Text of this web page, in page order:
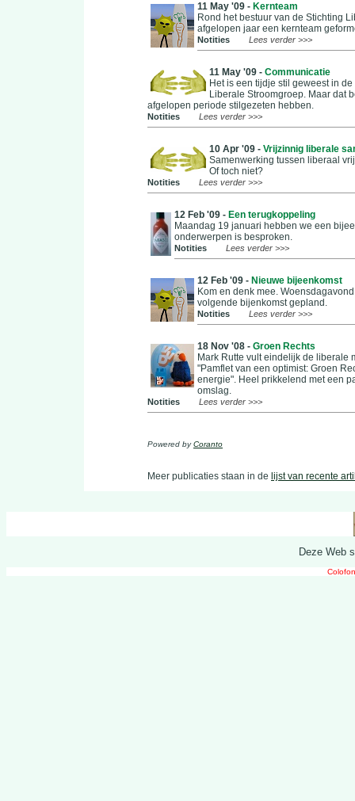
11 May '09 - Kernteam
Rond het bestuur van de Stichting
afgelopen jaar een kernteam
Notities Lees verder >>>
11 May '09 - Communicatie
Het is een tijdje stil geweest in
Liberale Stroomgroep. Maar dat
afgelopen periode stilgezeten hebben.
Notities Lees verder >>>
10 Apr '09 - Vrijzinnig liberale
Samenwerking tussen liberaal
Of toch niet?
Notities Lees verder >>>
12 Feb '09 - Een terugkoppeling
Maandag 19 januari hebben we een
onderwerpen is besproken.
Notities Lees verder >>>
12 Feb '09 - Nieuwe bijeenkomst
Kom en denk mee.
volgende bijenkomst gepland.
Notities Lees verder >>>
18 Nov '08 - Groen Rechts
Mark Rutte vult eindelijk de liberale
"Pamflet van een optimist: Groen
energie". Heel prikkelend met een
omslag.
Notities Lees verder >>>
Powered byCoranto
Meer publicaties staan in de lijst van recente
Deze Web